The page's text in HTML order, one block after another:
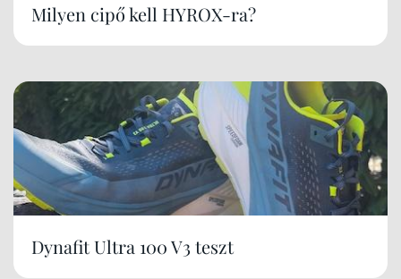
Milyen cipő kell HYROX-ra?
Dynafit Ultra 100 V3 teszt